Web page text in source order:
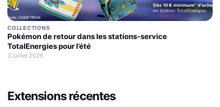
COLLECTIONS
Pokémon de retour dans les stations-service
TotalEnergies pour l’été
3 juillet 2026
Extensions récentes